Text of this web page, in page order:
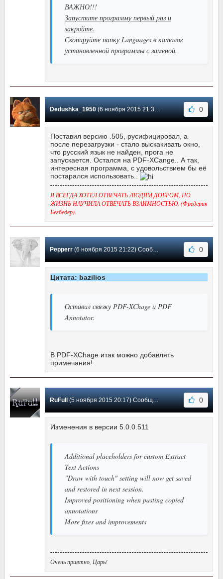
ВАЖНО!!!
Запустите программу первый раз и
закройте.
Скопируйте папку Languages в каталог
установленной программы с заменой.
Dedushka_1950(6 ноября 2015 21:36) Сообщение #16 0
Поставил версию .505, русифицировал, а
после перезагрузки - стало выскакивать окно,
что русский язык не найден, прога не
запускается. Остался на PDF-XCange.. А так,
интересная программа, с удовольствием бы её
постарался использовать..
Я ВСЕГДА ХОТЕЛ ОТВЕЧАТЬ ЛЮДЯМ ДОБРОМ, НО
ЖИЗНЬ НАУЧИЛА ОТВЕЧАТЬ ВЗАИМНОСТЬЮ. (Фредерик
Бегбедер).
Pepperr(6 ноября 2015 21:22) Сообщение #15 0
Цитата: bazilios
Оставил связку PDF-XChage и PDF
Annotator.
В PDF-XChage итак можно добавлять
примечания!
RuFull (5 ноября 2015 20:17) Сообщение #14 0
Изменения в версии 5.0.0.511
Additional placeholders for custom Extract
Text Actions
"Draw with touch" setting will now get saved
and restored in next session.
Improved positioning when pasting copied
annotations
More fixes and improvements
Очень приятно, Царь!